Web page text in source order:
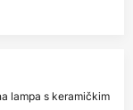
lampa s keramičkim